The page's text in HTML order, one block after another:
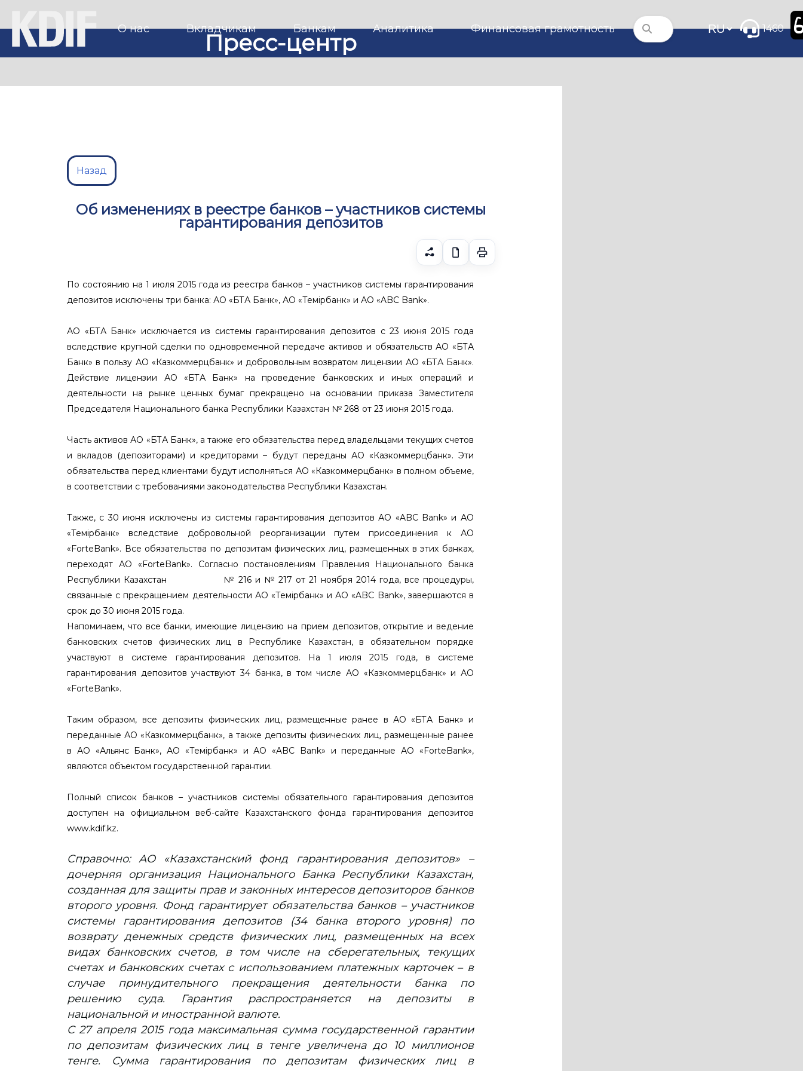
О нас Вкладчикам Банкам Аналитика Финансовая грамотность 1460
Пресс-центр
Назад
Об изменениях в реестре банков – участников системы
гарантирования депозитов
По состоянию на 1 июля 2015 года из реестра банков – участников системы гарантирования
депозитов исключены три банка: АО «БТА Банк», АО «Темiрбанк» и АО «ABC Bank».
АО «БТА Банк» исключается из системы гарантирования депозитов с 23 июня 2015 года
вследствие крупной сделки по одновременной передаче активов и обязательств АО «БТА
Банк» в пользу АО «Казкоммерцбанк» и добровольным возвратом лицензии АО «БТА Банк».
Действие лицензии АО «БТА Банк» на проведение банковских и иных операций и
деятельности на рынке ценных бумаг прекращено на основании приказа Заместителя
Председателя Национального банка Республики Казахстан № 268 от 23 июня 2015 года.
Часть активов АО «БТА Банк», а также его обязательства перед владельцами текущих счетов
и вкладов (депозиторами) и кредиторами – будут переданы АО «Казкоммерцбанк». Эти
обязательства перед клиентами будут исполняться АО «Казкоммерцбанк» в полном объеме,
в соответствии с требованиями законодательства Республики Казахстан.
Также, с 30 июня исключены из системы гарантирования депозитов АО «ABC Bank» и АО
«Темiрбанк» вследствие добровольной реорганизации путем присоединения к АО
«ForteBank». Все обязательства по депозитам физических лиц, размещенных в этих банках,
переходят АО «ForteBank». Согласно постановлениям Правления Национального банка
Республики Казахстан № 216 и № 217 от 21 ноября 2014 года, все процедуры,
связанные с прекращением деятельности АО «Темiрбанк» и АО «ABC Bank», завершаются в
срок до 30 июня 2015 года.
Напоминаем, что все банки, имеющие лицензию на прием депозитов, открытие и ведение
банковских счетов физических лиц в Республике Казахстан, в обязательном порядке
участвуют в системе гарантирования депозитов. На 1 июля 2015 года, в системе
гарантирования депозитов участвуют 34 банка, в том числе АО «Казкоммерцбанк» и АО
«ForteBank».
Таким образом, все депозиты физических лиц, размещенные ранее в АО «БТА Банк» и
переданные АО «Казкоммерцбанк», а также депозиты физических лиц, размещенные ранее
в АО «Альянс Банк», АО «Темiрбанк» и АО «ABC Bank» и переданные АО «ForteBank»,
являются объектом государственной гарантии.
Полный список банков – участников системы обязательного гарантирования депозитов
доступен на официальном веб-сайте Казахстанского фонда гарантирования депозитов
www.kdif.kz.
Справочно: АО «Казахстанский фонд гарантирования депозитов» –
дочерняя организация Национального Банка Республики Казахстан,
созданная для защиты прав и законных интересов депозиторов банков
второго уровня. Фонд гарантирует обязательства банков – участников
системы гарантирования депозитов (34 банка второго уровня) по
возврату денежных средств физических лиц, размещенных на всех
видах банковских счетов, в том числе на сберегательных, текущих
счетах и банковских счетах с использованием платежных карточек – в
случае принудительного прекращения деятельности банка по
решению суда. Гарантия распространяется на депозиты в
национальной и иностранной валюте.
С 27 апреля 2015 года максимальная сумма государственной гарантии
по депозитам физических лиц в тенге увеличена до 10 миллионов
тенге. Сумма гарантирования по депозитам физических лиц в